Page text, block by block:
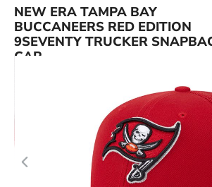
NEW ERA TAMPA BAY
BUCCANEERS RED EDITION
9SEVENTY TRUCKER
CAP
Bildergalerie überspringen